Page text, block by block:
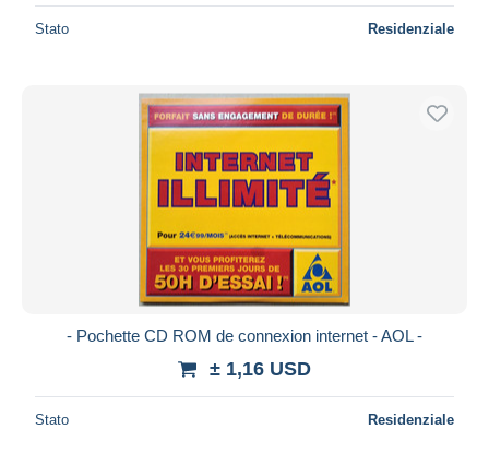
Stato Residenziale
- Pochette CD ROM de connexion internet - AOL -
± 1,16 USD
Stato Residenziale